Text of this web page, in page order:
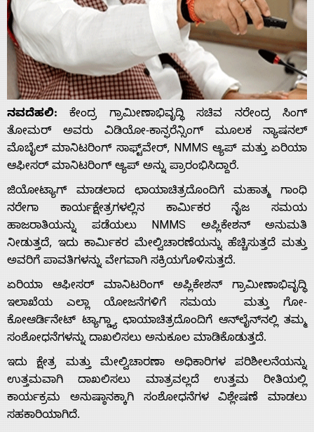
Home
About
Us
ನವದೆಹಲಿ: ಕೇಂದ್ರ ಗ್ರಾಮೀಣಾಭಿವೃದ್ಧಿ ಸಚಿವ ನರೇಂದ್ರ ಸಿಂಗ್
ತೋಮರ್ ಅವರು ವಿಡಿಯೋ-ಕಾನ್ಫರೆನ್ಸಿಂಗ್ ಮೂಲಕ ನ್ಯಾಷನಲ್
ಮೊಬೈಲ್ ಮಾನಿಟರಿಂಗ್ ಸಾಫ್ಟ್‌ವೇರ್, NMMS ಆ್ಯಪ್ ಮತ್ತು ಏರಿಯಾ
ಆಫೀಸರ್ ಮಾನಿಟರಿಂಗ್ ಆ್ಯಪ್ ಅನ್ನು ಪ್ರಾರಂಭಿಸಿದ್ದಾರೆ.
ಜಿಯೋಟ್ಯಾಗ್ ಮಾಡಲಾದ ಛಾಯಾಚಿತ್ರದೊಂದಿಗೆ ಮಹಾತ್ಮ ಗಾಂಧಿ
ನರೇಗಾ ಕಾರ್ಯಕ್ಷೇತ್ರಗಳಲ್ಲಿನ ಕಾರ್ಮಿಕರ ನೈಜ ಸಮಯ
ಹಾಜರಾತಿಯನ್ನು ಪಡೆಯಲು NMMS ಅಪ್ಲಿಕೇಶನ್ ಅನುಮತಿ
ನೀಡುತ್ತದೆ, ಇದು ಕಾರ್ಮಿಕರ ಮೇಲ್ವಿಚಾರಣೆಯನ್ನು ಹೆಚ್ಚಿಸುತ್ತದೆ ಮತ್ತು
ಅವರಿಗೆ ಪಾವತಿಗಳನ್ನು ವೇಗವಾಗಿ ಸಕ್ರಿಯಗೊಳಿಸುತ್ತದೆ.
ಏರಿಯಾ ಆಫೀಸರ್ ಮಾನಿಟರಿಂಗ್ ಅಪ್ಲಿಕೇಶನ್ ಗ್ರಾಮೀಣಾಭಿವೃದ್ಧಿ
ಇಲಾಖೆಯ ಎಲ್ಲಾ ಯೋಜನೆಗಳಿಗೆ ಸಮಯ ಮತ್ತು ಗೋ-
ಕೋಆರ್ಡಿನೇಟ್ ಟ್ಯಾಗ್ಡ್ಯಾ ಛಾಯಾಚಿತ್ರದೊಂದಿಗೆ ಆನ್‌ಲೈನ್‌ನಲ್ಲಿ ತಮ್ಮ
ಸಂಶೋಧನೆಗಳನ್ನು ದಾಖಲಿಸಲು ಅನುಕೂಲ ಮಾಡಿಕೊಡುತ್ತದೆ.
ಇದು ಕ್ಷೇತ್ರ ಮತ್ತು ಮೇಲ್ವಿಚಾರಣಾ ಅಧಿಕಾರಿಗಳ ಪರಿಶೀಲನೆಯನ್ನು
ಉತ್ತಮವಾಗಿ ದಾಖಲಿಸಲು ಮಾತ್ರವಲ್ಲದೆ ಉತ್ತಮ ರೀತಿಯಲ್ಲಿ
ಕಾರ್ಯಕ್ರಮ ಅನುಷ್ಠಾನಕ್ಕಾಗಿ ಸಂಶೋಧನೆಗಳ ವಿಶ್ಲೇಷಣೆ ಮಾಡಲು
ಸಹಕಾರಿಯಾಗಿದೆ.